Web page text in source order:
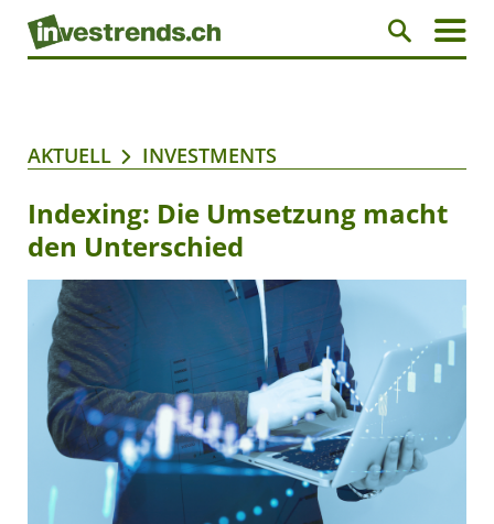
AKTUELL INVESTMENTS
Indexing: Die Umsetzung macht
den Unterschied